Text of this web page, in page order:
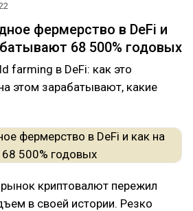
фермерство в DeFi и
68 500% годовых
farming в DeFi: как это
этом зарабатывают, какие
криптовалют пережил
в своей истории. Резко